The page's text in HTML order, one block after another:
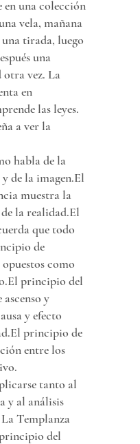
en una colección
vela, mañana
tirada, luego
una
otra vez. La
en
las leyes.
a ver la
habla de la
de la imagen.El
muestra la
la realidad.El
que todo
de
como
principio del
y
y efecto
principio de
entre los
tanto al
y al análisis
Templanza
del